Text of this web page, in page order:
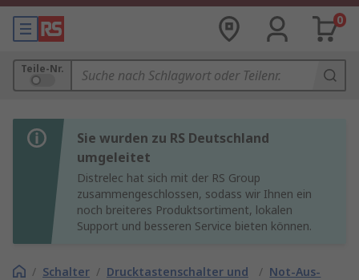
0
Teile-Nr.
Sie wurden zu RS Deutschland
umgeleitet
Distrelec hat sich mit der RS Group
zusammengeschlossen, sodass wir Ihnen ein
noch breiteres Produktsortiment, lokalen
Support und besseren Service bieten können.
/ Schalter / Drucktastenschalter und
/ Not-Aus-